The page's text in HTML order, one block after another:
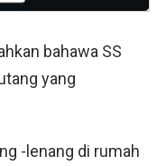
bahawa SS
yang
-lenang di rumah